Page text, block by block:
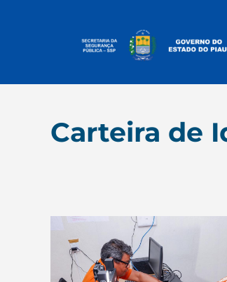
Carteira de